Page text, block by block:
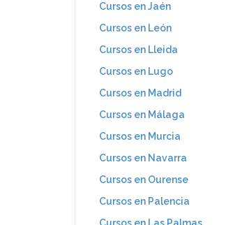
Cursos en Jaén
Cursos en León
Cursos en Lleida
Cursos en Lugo
Cursos en Madrid
Cursos en Málaga
Cursos en Murcia
Cursos en Navarra
Cursos en Ourense
Cursos en Palencia